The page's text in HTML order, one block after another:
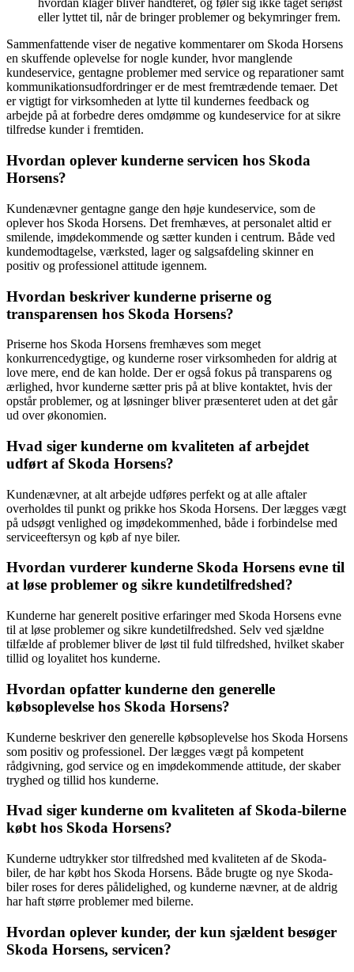
hvordan klager bliver håndteret, og føler sig ikke taget seriøst
eller lyttet til, når de bringer problemer og bekymringer frem.
Sammenfattende viser de negative kommentarer om Skoda Horsens
en skuffende oplevelse for nogle kunder, hvor manglende
kundeservice, gentagne problemer med service og reparationer samt
kommunikationsudfordringer er de mest fremtrædende temaer. Det
er vigtigt for virksomheden at lytte til kundernes feedback og
arbejde på at forbedre deres omdømme og kundeservice for at sikre
tilfredse kunder i fremtiden.
Hvordan oplever kunderne servicen hos Skoda
Horsens?
Kundenævner gentagne gange den høje kundeservice, som de
oplever hos Skoda Horsens. Det fremhæves, at personalet altid er
smilende, imødekommende og sætter kunden i centrum. Både ved
kundemodtagelse, værksted, lager og salgsafdeling skinner en
positiv og professionel attitude igennem.
Hvordan beskriver kunderne priserne og
transparensen hos Skoda Horsens?
Priserne hos Skoda Horsens fremhæves som meget
konkurrencedygtige, og kunderne roser virksomheden for aldrig at
love mere, end de kan holde. Der er også fokus på transparens og
ærlighed, hvor kunderne sætter pris på at blive kontaktet, hvis der
opstår problemer, og at løsninger bliver præsenteret uden at det går
ud over økonomien.
Hvad siger kunderne om kvaliteten af arbejdet
udført af Skoda Horsens?
Kundenævner, at alt arbejde udføres perfekt og at alle aftaler
overholdes til punkt og prikke hos Skoda Horsens. Der lægges vægt
på udsøgt venlighed og imødekommenhed, både i forbindelse med
serviceeftersyn og køb af nye biler.
Hvordan vurderer kunderne Skoda Horsens evne til
at løse problemer og sikre kundetilfredshed?
Kunderne har generelt positive erfaringer med Skoda Horsens evne
til at løse problemer og sikre kundetilfredshed. Selv ved sjældne
tilfælde af problemer bliver de løst til fuld tilfredshed, hvilket skaber
tillid og loyalitet hos kunderne.
Hvordan opfatter kunderne den generelle
købsoplevelse hos Skoda Horsens?
Kunderne beskriver den generelle købsoplevelse hos Skoda Horsens
som positiv og professionel. Der lægges vægt på kompetent
rådgivning, god service og en imødekommende attitude, der skaber
tryghed og tillid hos kunderne.
Hvad siger kunderne om kvaliteten af Skoda-bilerne
købt hos Skoda Horsens?
Kunderne udtrykker stor tilfredshed med kvaliteten af de Skoda-
biler, de har købt hos Skoda Horsens. Både brugte og nye Skoda-
biler roses for deres pålidelighed, og kunderne nævner, at de aldrig
har haft større problemer med bilerne.
Hvordan oplever kunder, der kun sjældent besøger
Skoda Horsens, servicen?